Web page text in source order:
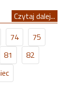
Czytaj dalej...
74
75
81
82